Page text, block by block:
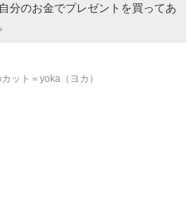
分のお金でプレゼントを買ってあ
ット＝yoka（ヨカ）